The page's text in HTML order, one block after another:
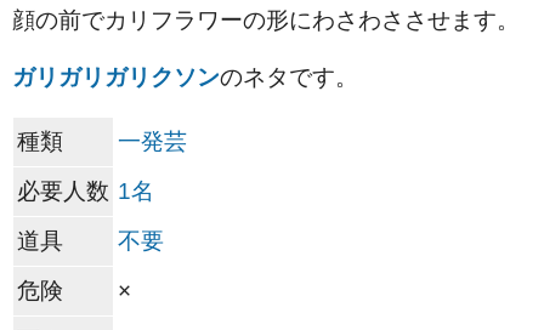
顔の前でカリフラワーの形にわさわささせます。
ガリガリガリクソンのネタです。
種類
一発芸
必要人数 1名
道具
不要
危険
×